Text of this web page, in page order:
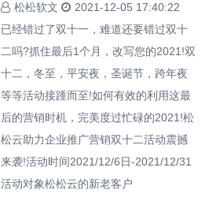
松松软文
2021-12-05 17:40:22
已经错过了双十一，难道还要错过双十
二吗?抓住最后1个月，改写您的2021!双
十二，冬至，平安夜，圣诞节，跨年夜
等等活动接踵而至!如何有效的利用这最
后的营销时机，完美度过忙碌的2021!松
松云助力企业推广营销双十二活动震撼
来袭!活动时间2021/12/6日-2021/12/31
活动对象松松云的新老客户